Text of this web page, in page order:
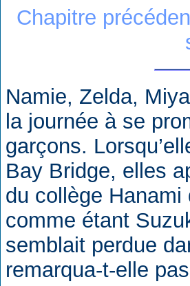
Chapitre
Namie, Zelda,
la journée à se
garçons.
Bay Bridge, elles
du collège Hanami
comme étant
semblait perdue
remarqua-t-elle